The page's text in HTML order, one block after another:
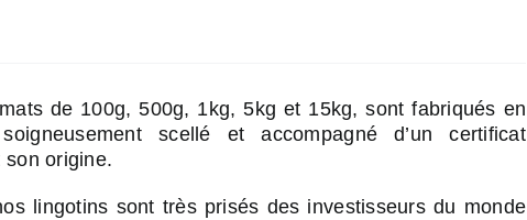
de 100g, 500g, 1kg, 5kg et 15kg, sont fabriqués en
scellé et accompagné d’un certificat
son origine.
lingotins sont très prisés des investisseurs du monde